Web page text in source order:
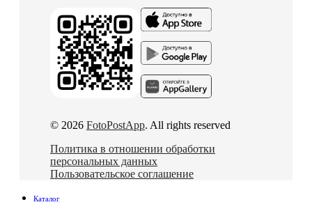
© 2026 FotoPostApp. All rights reserved
Политика в отношении обработки
персональных данных
Пользовательское соглашение
Каталог